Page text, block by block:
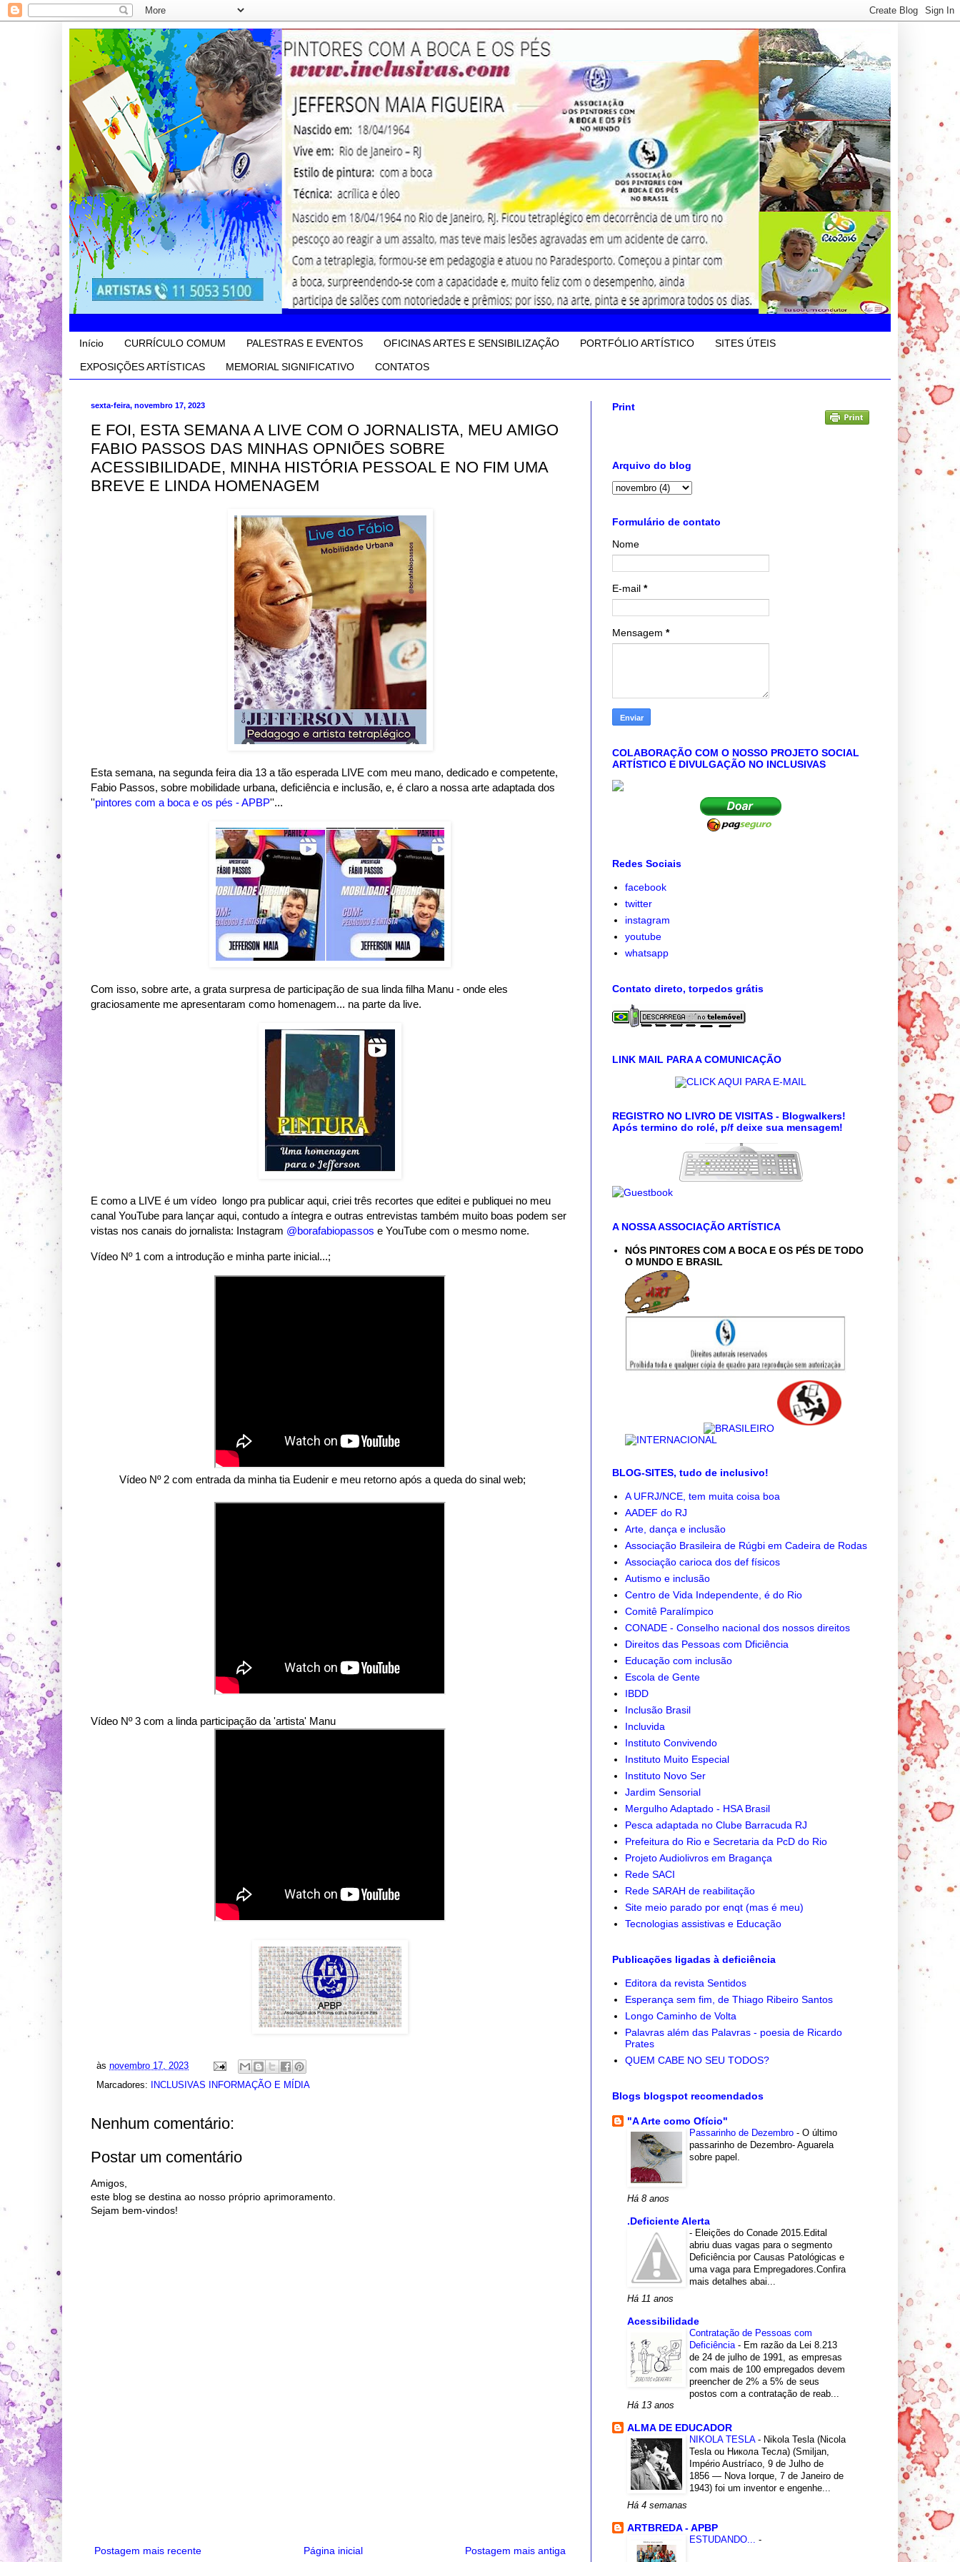
Início CURRÍCULO COMUM PALESTRAS E EVENTOS OFICINAS ARTES E SENSIBILIZAÇÃO PORTFÓLIO ARTÍSTICO SITES ÚTEIS
EXPOSIÇÕES ARTÍSTICAS MEMORIAL SIGNIFICATIVO CONTATOS
sexta-feira, novembro 17, 2023
E FOI, ESTA SEMANA A LIVE COM O JORNALISTA, MEU AMIGO
FABIO PASSOS DAS MINHAS OPNIÕES SOBRE
ACESSIBILIDADE, MINHA HISTÓRIA PESSOAL E NO FIM UMA
BREVE E LINDA HOMENAGEM
Esta semana, na segunda feira dia 13 a tão esperada LIVE com meu mano, dedicado e competente,
Fabio Passos, sobre mobilidade urbana, deficiência e inclusão, e, é claro a nossa arte adaptada dos
''pintores com a boca e os pés - APBP''...
Com isso, sobre arte, a grata surpresa de participação de sua linda filha Manu - onde eles
graciosamente me apresentaram como homenagem... na parte da live.
E como a LIVE é um vídeo longo pra publicar aqui, criei três recortes que editei e publiquei no meu
canal YouTube para lançar aqui, contudo a íntegra e outras entrevistas também muito boas podem ser
vistas nos canais do jornalista: Instagram @borafabiopassos e YouTube com o mesmo nome.
Vídeo Nº 1 com a introdução e minha parte inicial...;
Vídeo Nº 2 com entrada da minha tia Eudenir e meu retorno após a queda do sinal web;
Vídeo Nº 3 com a linda participação da 'artista' Manu
às novembro 17, 2023
Marcadores:
INCLUSIVAS INFORMAÇÃO E MÍDIA
Nenhum comentário:
Postar um comentário
Amigos,
este blog se destina ao nosso próprio aprimoramento.
Sejam bem-vindos!
Postagem mais recente Postagem mais antiga
Página inicial
Print
Arquivo do blog
Formulário de contato
Nome
E-mail *
Mensagem *
COLABORAÇÃO COM O NOSSO PROJETO SOCIAL
ARTÍSTICO E DIVULGAÇÃO NO INCLUSIVAS
Redes Sociais
facebook
twitter
instagram
youtube
whatsapp
Contato direto, torpedos grátis
LINK MAIL PARA A COMUNICAÇÃO
CLICK AQUI PARA E-MAIL
REGISTRO NO LIVRO DE VISITAS - Blogwalkers!
Após termino do rolé, p/f deixe sua mensagem!
A NOSSA ASSOCIAÇÃO ARTÍSTICA
NÓS PINTORES COM A BOCA E OS PÉS DE TODO
O MUNDO E BRASIL
BLOG-SITES, tudo de inclusivo!
A UFRJ/NCE, tem muita coisa boa
AADEF do RJ
Arte, dança e inclusão
Associação Brasileira de Rúgbi em Cadeira de Rodas
Associação carioca dos def físicos
Autismo e inclusão
Centro de Vida Independente, é do Rio
Comitê Paralímpico
CONADE - Conselho nacional dos nossos direitos
Direitos das Pessoas com Dficiência
Educação com inclusão
Escola de Gente
IBDD
Inclusão Brasil
Incluvida
Instituto Convivendo
Instituto Muito Especial
Instituto Novo Ser
Jardim Sensorial
Mergulho Adaptado - HSA Brasil
Pesca adaptada no Clube Barracuda RJ
Prefeitura do Rio e Secretaria da PcD do Rio
Projeto Audiolivros em Bragança
Rede SACI
Rede SARAH de reabilitação
Site meio parado por enqt (mas é meu)
Tecnologias assistivas e Educação
Publicações ligadas à deficiência
Editora da revista Sentidos
Esperança sem fim, de Thiago Ribeiro Santos
Longo Caminho de Volta
Palavras além das Palavras - poesia de Ricardo
Prates
QUEM CABE NO SEU TODOS?
Blogs blogspot recomendados
"A Arte como Ofício"
Passarinho de Dezembro - O último
passarinho de Dezembro- Aguarela
sobre papel.
Há 8 anos
.Deficiente Alerta
- Eleições do Conade 2015.Edital
abriu duas vagas para o segmento
Deficiência por Causas Patológicas e
uma vaga para Empregadores.Confira
mais detalhes abai...
Há 11 anos
Acessibilidade
Contratação de Pessoas com
Deficiência - Em razão da Lei 8.213
de 24 de julho de 1991, as empresas
com mais de 100 empregados devem
preencher de 2% a 5% de seus
postos com a contratação de reab...
Há 13 anos
ALMA DE EDUCADOR
NIKOLA TESLA - Nikola Tesla (Nicola
Tesla ou Никола Тесла) (Smiljan,
Império Austríaco, 9 de Julho de
1856 — Nova Iorque, 7 de Janeiro de
1943) foi um inventor e engenhe...
Há 4 semanas
ARTBREDA - APBP
ESTUDANDO... -